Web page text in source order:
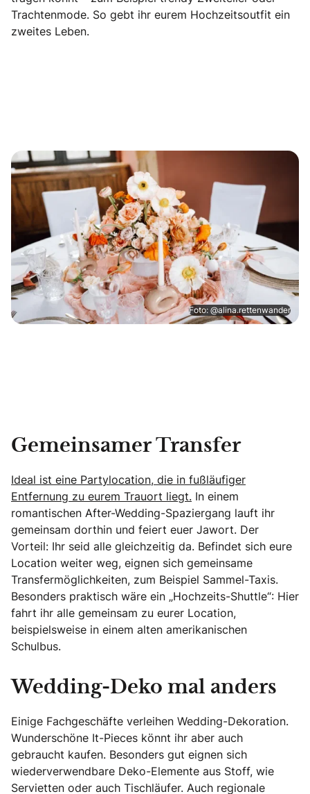
Trachtenmode. So gebt ihr eurem Hochzeitsoutfit ein
zweites Leben.
Foto: @alina.rettenwander
Gemeinsamer Transfer
Ideal ist eine Partylocation, die in fußläufiger
Entfernung zu eurem Trauort liegt. In einem
romantischen After-Wedding-Spaziergang lauft ihr
gemeinsam dorthin und feiert euer Jawort. Der
Vorteil: Ihr seid alle gleichzeitig da. Befindet sich eure
Location weiter weg, eignen sich gemeinsame
Transfermöglichkeiten, zum Beispiel Sammel-Taxis.
Besonders praktisch wäre ein „Hochzeits-Shuttle“: Hier
fahrt ihr alle gemeinsam zu eurer Location,
beispielsweise in einem alten amerikanischen
Schulbus.
Wedding-Deko mal anders
Einige Fachgeschäfte verleihen Wedding-Dekoration.
Wunderschöne It-Pieces könnt ihr aber auch
gebraucht kaufen. Besonders gut eignen sich
wiederverwendbare Deko-Elemente aus Stoff, wie
Servietten oder auch Tischläufer. Auch regionale